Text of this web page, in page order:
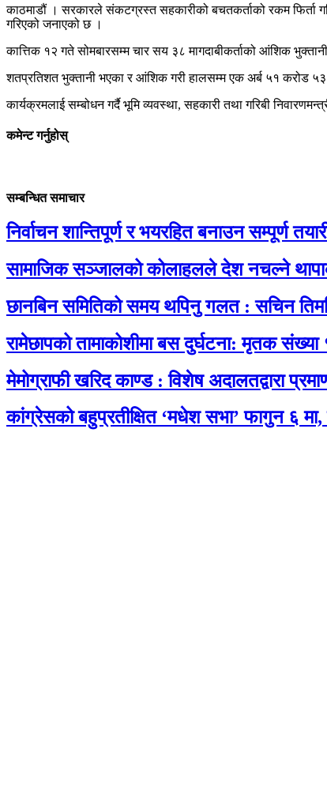
काठमाडौं । सरकारले संकटग्रस्त सहकारीको बचतकर्ताको रकम फिर्ता
गरिएको जनाएको छ ।
कात्तिक १२ गते सोमबारसम्म चार सय ३८ मागदाबीकर्ताको आंशिक
शतप्रतिशत भुक्तानी भएका र आंशिक गरी हालसम्म एक अर्ब ५१ करोड
कार्यक्रमलाई सम्बोधन गर्दै भूमि व्यवस्था, सहकारी तथा गरिबी
कमेन्ट गर्नुहोस्
सम्बन्धित समाचार
निर्वाचन शान्तिपूर्ण र भयरहित बनाउन सम्पूर्ण
सामाजिक सञ्जालको कोलाहलले देश नचल्ने
छानबिन समितिको समय थपिनु गलत : सचिन
रामेछापको तामाकोशीमा बस दुर्घटना: मृतक
मेमोग्राफी खरिद काण्ड : विशेष अदालतद्वारा
कांग्रेसको बहुप्रतीक्षित ‘मधेश सभा’ फागुन ६